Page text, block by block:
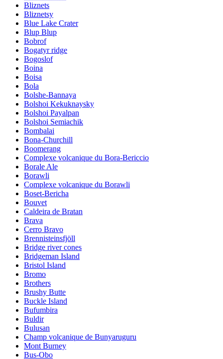
Bliznets
Bliznetsy
Blue Lake Crater
Blup Blup
Bobrof
Bogatyr ridge
Bogoslof
Boina
Boisa
Bola
Bolshe-Bannaya
Bolshoi Kekuknaysky
Bolshoi Payalpan
Bolshoi Semiachik
Bombalai
Bona-Churchill
Boomerang
Complexe volcanique du Bora-Bericcio
Borale Ale
Borawli
Complexe volcanique du Borawli
Boset-Bericha
Bouvet
Caldeira de Bratan
Brava
Cerro Bravo
Brennisteinsfjöll
Bridge river cones
Bridgeman Island
Bristol Island
Bromo
Brothers
Brushy Butte
Buckle Island
Bufumbira
Buldir
Bulusan
Champ volcanique de Bunyaruguru
Mont Burney
Bus-Obo